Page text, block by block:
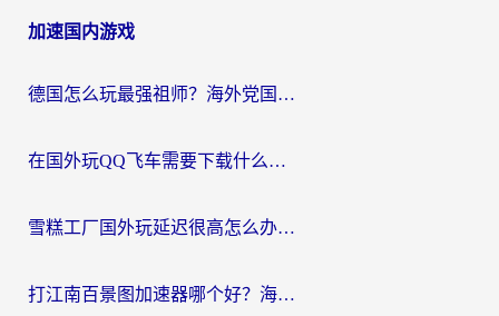
加速国内游戏
德国怎么玩最强祖师？海外党国服游戏加速器选择全攻略（附宝可梦Online实测）
在国外玩QQ飞车需要下载什么加速器呢？海外党亲测有效的国服游戏加速指南
雪糕工厂国外玩延迟很高怎么办？海外玩家国服游戏加速终极攻略（附实测推荐）
打江南百景图加速器哪个好？海外党踩坑N次后，终于找到不卡的秘诀